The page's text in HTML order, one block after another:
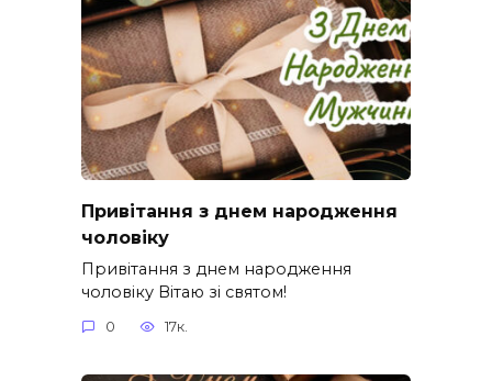
Привітання з днем народження
чоловіку
Привітання з днем народження
чоловіку Вітаю зі святом!
0 17к.